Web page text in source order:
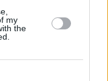
my
the